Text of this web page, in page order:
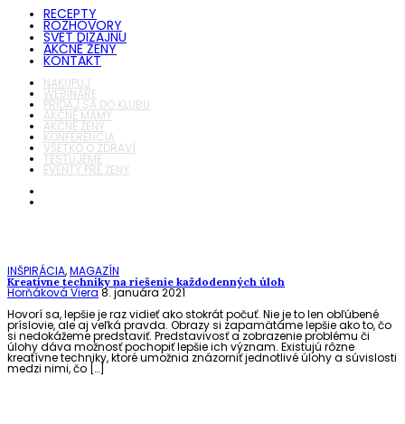
RECEPTY
ROZHOVORY
SVET DIZAJNU
AKČNÉ ŽENY
KONTAKT
NAKUPUJ
WEBINÁRE
PRIDAJ SA DO KLUBU
AKČNÉ MAMY
AKČNÉ ŽENY
KONFERENCIA
VŠETKO O ZDRAVÍ
TESTUJEME
EVENTY PRE ŽENY
INŠPIRÁCIA,MAGAZÍN
Kreatívne techniky na riešenie každodenných úloh
Horňáková Viera8. januára 2021
Hovorí sa, lepšie je raz vidieť ako stokrát počuť. Nie je to len obľúbené
príslovie, ale aj veľká pravda. Obrazy si zapamätáme lepšie ako to, čo
si nedokážeme predstaviť. Predstavivosť a zobrazenie problému či
úlohy dáva možnosť pochopiť lepšie ich význam. Existujú rôzne
kreatívne techniky, ktoré umožnia znázorniť jednotlivé úlohy a súvislosti
medzi nimi, čo […]